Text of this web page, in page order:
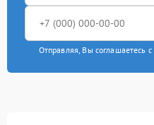
Отправляя, Вы соглашаетесь с